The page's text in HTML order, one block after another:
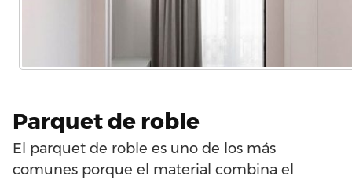
Parquet de roble
El parquet de roble es uno de los más
comunes porque el material combina el